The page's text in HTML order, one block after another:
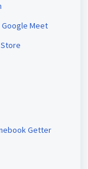
Inställningar i administratörspanelen för Google Meet
Getter